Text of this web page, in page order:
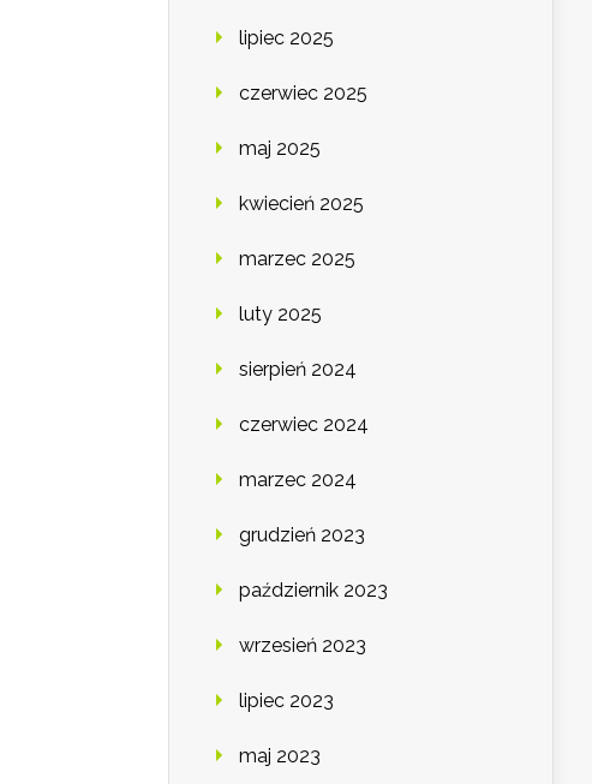
lipiec 2025
czerwiec 2025
maj 2025
kwiecień 2025
marzec 2025
luty 2025
sierpień 2024
czerwiec 2024
marzec 2024
grudzień 2023
październik 2023
wrzesień 2023
lipiec 2023
maj 2023